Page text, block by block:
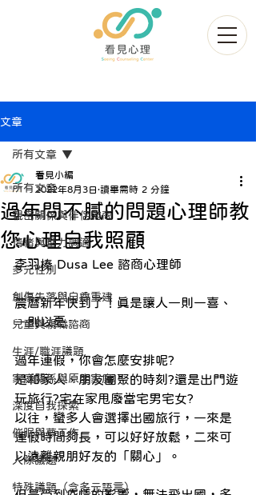
文章
所有文章
親密關係與伴侶諮商
情緒與壓力調適
多元性別
創傷失落與自尊重建
兒童與親職諮商
生涯/職涯議題
家庭關係與原生家庭
深度自我探索
催眠與夢工作
人際議題
特殊議題（含多元語言）
所有文章
過年問不膩的問題心理師教
您心理自我照顧
看見小編
2022年8月3日 讀畢需時 2 分鐘
李羽榛 Dusa Lee 諮商心理師
農曆新年快到了！真是讓人一則一喜、
一則以憂......
過年連假，你會怎麼安排呢?
是和家人、朋友團聚的時刻?還是出門遊
玩旅行?宅在家甩廢當宅男宅女?
以往，蠻多人會選擇出國旅行，一來是
連假時間夠長，可以好好放鬆，二來可
以遠離親朋好友的「關心」。